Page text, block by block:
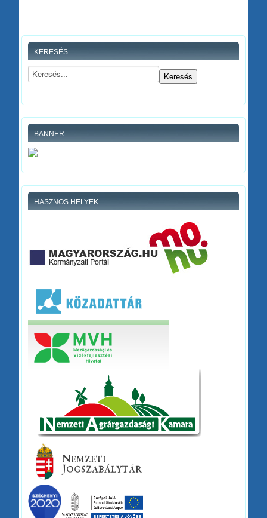
KERESÉS
BANNER
HASZNOS HELYEK